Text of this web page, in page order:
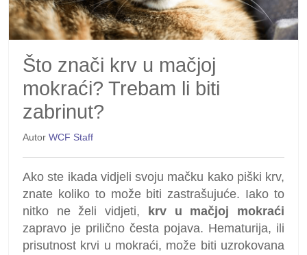
Što znači krv u mačjoj
mokraći? Trebam li biti
zabrinut?
Autor WCF Staff
Ako ste ikada vidjeli svoju mačku kako piški krv,
znate koliko to može biti zastrašujuće. Iako to
nitko ne želi vidjeti,
krv u mačjoj mokraći
zapravo je prilično česta pojava. Hematurija, ili
prisutnost krvi u mokraći, može biti uzrokovana